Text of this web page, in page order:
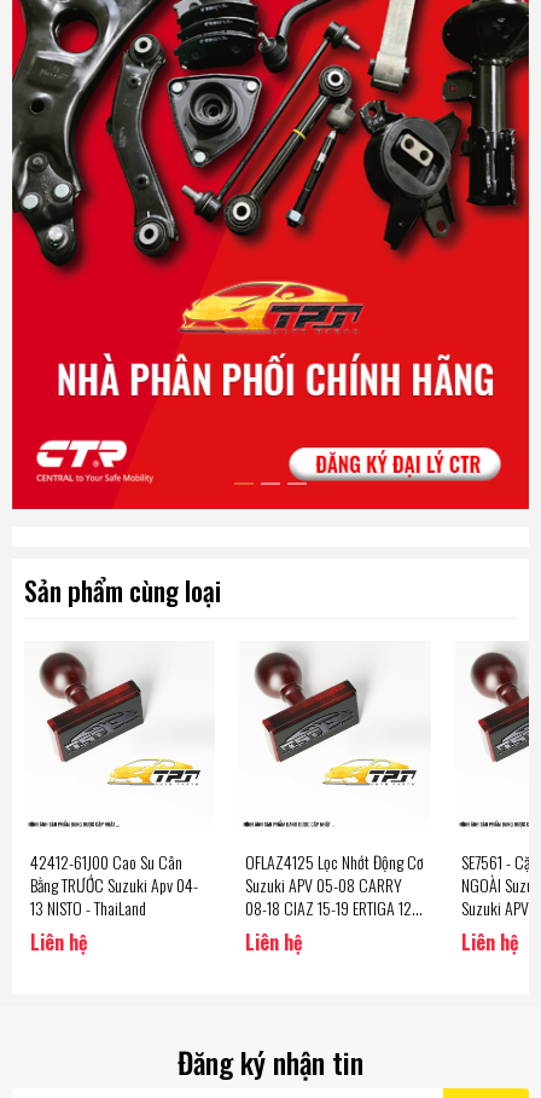
Sản phẩm cùng loại
42412-61J00 Cao Su Cân
Bằng TRƯỚC Suzuki Apv 04-
13 NISTO - ThaiLand
Liên hệ
OFLAZ4125 Lọc Nhớt Động Cơ
Suzuki APV 05-08 CARRY
08-18 CIAZ 15-19 ERTIGA 12-
18 SWIFT K12B 12-17 AISIN -
Japan
Liên hệ
SE7561 -
NGOÀI
Suzuki APV
PRO 1.6 11-
Liên hệ
Đăng ký nhận tin